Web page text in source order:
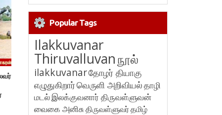
Popular Tags
Ilakkuvanar
Thiruvalluvanநூல்
ilakkuvanarதோழர் தியாகு
எழுதுகிறார்வெருளி அறிவியல்தாழி
மடல்இலக்குவனார் திருவள்ளுவன்
வைகை அனிசுதிருவள்ளுவர்தமிழ்